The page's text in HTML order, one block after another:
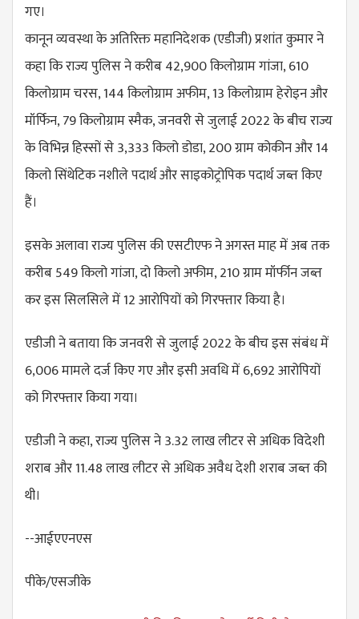
गए।
कानून व्यवस्था के अतिरिक्त महानिदेशक (एडीजी) प्रशांत कुमार ने
कहा कि राज्य पुलिस ने करीब 42,900 किलोग्राम गांजा, 610
किलोग्राम चरस, 144 किलोग्राम अफीम, 13 किलोग्राम हेरोइन और
मॉर्फिन, 79 किलोग्राम स्मैक, जनवरी से जुलाई 2022 के बीच राज्य
के विभिन्न हिस्सों से 3,333 किलो डोडा, 200 ग्राम कोकीन और 14
किलो सिंथेटिक नशीले पदार्थ और साइकोट्रोपिक पदार्थ जब्त किए
हैं।
इसके अलावा राज्य पुलिस की एसटीएफ ने अगस्त माह में अब तक
करीब 549 किलो गांजा, दो किलो अफीम, 210 ग्राम मॉर्फीन जब्त
कर इस सिलसिले में 12 आरोपियों को गिरफ्तार किया है।
एडीजी ने बताया कि जनवरी से जुलाई 2022 के बीच इस संबंध में
6,006 मामले दर्ज किए गए और इसी अवधि में 6,692 आरोपियों
को गिरफ्तार किया गया।
एडीजी ने कहा, राज्य पुलिस ने 3.32 लाख लीटर से अधिक विदेशी
शराब और 11.48 लाख लीटर से अधिक अवैध देशी शराब जब्त की
थी।
--आईएएनएस
पीके/एसजीके